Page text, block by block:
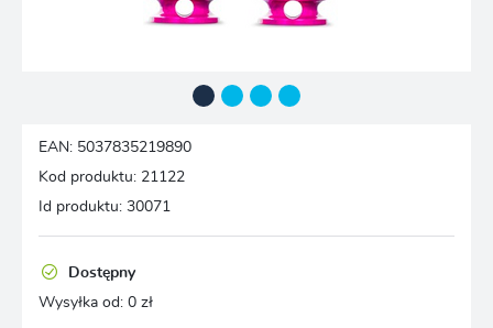
EAN: 5037835219890
Kod produktu: 21122
Id produktu: 30071
Dostępny
Wysyłka od: 0 zł